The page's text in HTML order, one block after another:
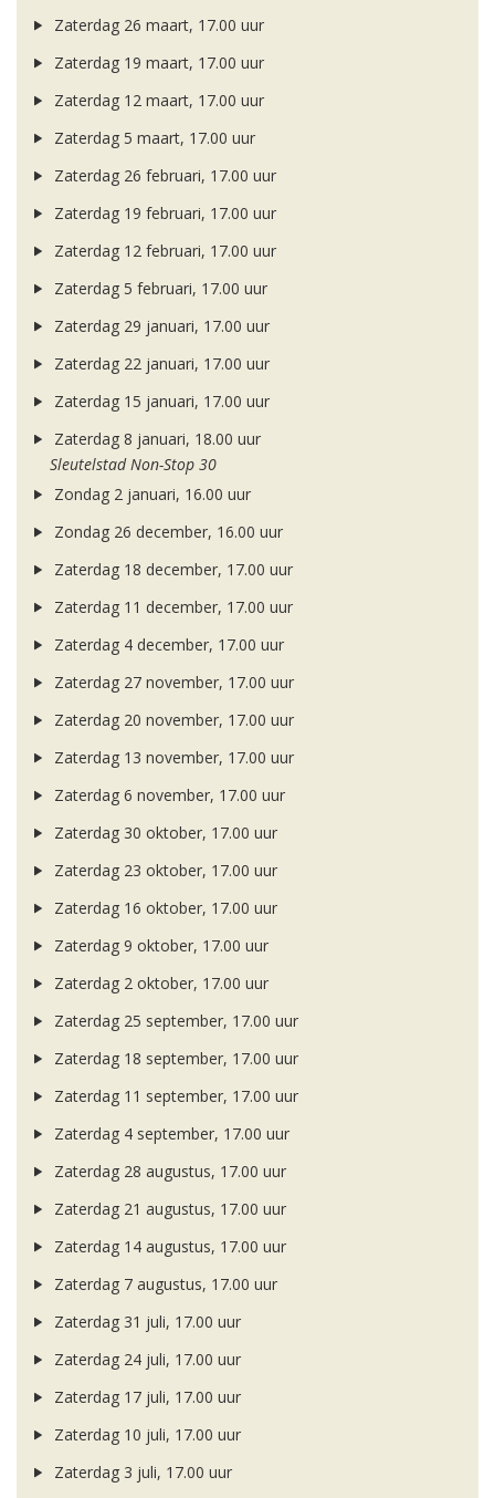
Zaterdag 26 maart, 17.00 uur
Zaterdag 19 maart, 17.00 uur
Zaterdag 12 maart, 17.00 uur
Zaterdag 5 maart, 17.00 uur
Zaterdag 26 februari, 17.00 uur
Zaterdag 19 februari, 17.00 uur
Zaterdag 12 februari, 17.00 uur
Zaterdag 5 februari, 17.00 uur
Zaterdag 29 januari, 17.00 uur
Zaterdag 22 januari, 17.00 uur
Zaterdag 15 januari, 17.00 uur
Zaterdag 8 januari, 18.00 uur
Sleutelstad Non-Stop 30
Zondag 2 januari, 16.00 uur
Zondag 26 december, 16.00 uur
Zaterdag 18 december, 17.00 uur
Zaterdag 11 december, 17.00 uur
Zaterdag 4 december, 17.00 uur
Zaterdag 27 november, 17.00 uur
Zaterdag 20 november, 17.00 uur
Zaterdag 13 november, 17.00 uur
Zaterdag 6 november, 17.00 uur
Zaterdag 30 oktober, 17.00 uur
Zaterdag 23 oktober, 17.00 uur
Zaterdag 16 oktober, 17.00 uur
Zaterdag 9 oktober, 17.00 uur
Zaterdag 2 oktober, 17.00 uur
Zaterdag 25 september, 17.00 uur
Zaterdag 18 september, 17.00 uur
Zaterdag 11 september, 17.00 uur
Zaterdag 4 september, 17.00 uur
Zaterdag 28 augustus, 17.00 uur
Zaterdag 21 augustus, 17.00 uur
Zaterdag 14 augustus, 17.00 uur
Zaterdag 7 augustus, 17.00 uur
Zaterdag 31 juli, 17.00 uur
Zaterdag 24 juli, 17.00 uur
Zaterdag 17 juli, 17.00 uur
Zaterdag 10 juli, 17.00 uur
Zaterdag 3 juli, 17.00 uur